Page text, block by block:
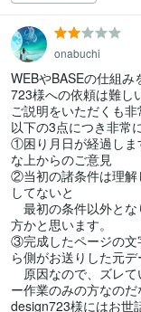
onabuchi
WEBやBASEの仕組
723様への依頼は難し
ご説明をいただくも非
以下の3点につき非常
①困り月日が経過しま
な上からのご意見
②当初の諸条件は理解
してないと
最初の条件以外とな
方かと思います。
③完成したページの文
ら側がお送りした元
原因なので、ズレて
ー作業のみの方なのだ
design723様にはお世